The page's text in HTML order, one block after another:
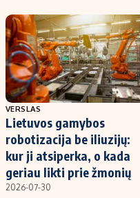
VERSLAS
Lietuvos gamybos
robotizacija be iliuzijų:
kur ji atsiperka, o kada
geriau likti prie žmonių
2026-07-30